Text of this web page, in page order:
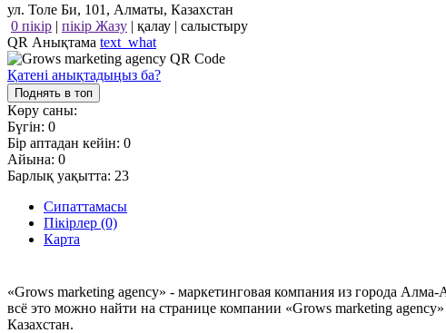
ул. Толе Би, 101, Алматы, Казахстан
0 пікір | пікір Жазу | қалау | салыстыру
QR Анықтама text_what
Қатені анықтадыңыз ба?
Поднять в топ
Көру саны:
Бүгін: 0
Бір аптадан кейін: 0
Айына: 0
Барлық уақытта: 23
Сипаттамасы
Пікірлер (0)
Карта
«Grows marketing agency» - маркетинговая компания из города
всё это можно найти на странице компании «Grows marketing
Казахстан.